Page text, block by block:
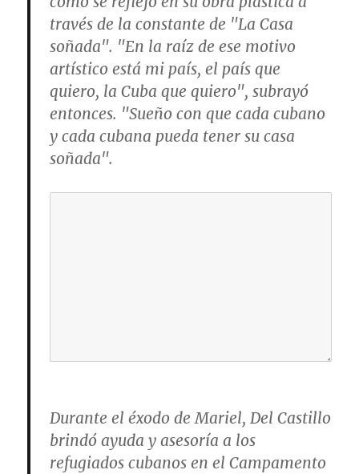
través de la constante de "La Casa
soñada". "En la raíz de ese motivo
artístico está mi país, el país que
quiero, la Cuba que quiero", subrayó
entonces. "Sueño con que cada cubano
y cada cubana pueda tener su casa
soñada".
Durante el éxodo de Mariel, Del Castillo
brindó ayuda y asesoría a los
refugiados cubanos en el Campamento